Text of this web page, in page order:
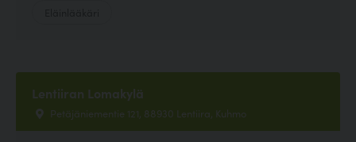
Lentiiran Lomakylä
Petäjäniementie 121, 88930 Lentiira, Kuhmo